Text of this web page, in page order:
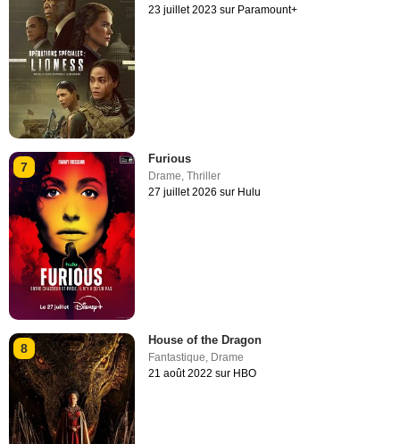
23 juillet 2023 sur Paramount+
7
Furious
Drame ,Thriller
27 juillet 2026 sur Hulu
8
House of the Dragon
Fantastique, Drame
21 août 2022 sur HBO